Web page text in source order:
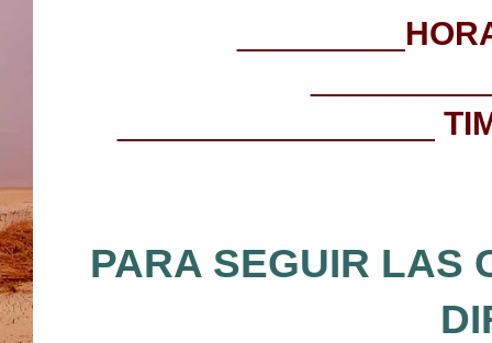
PARA SEGUIR LAS